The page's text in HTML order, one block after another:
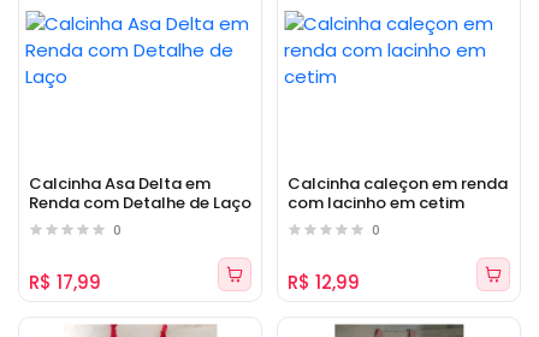
Calcinha Asa Delta em
Renda com Detalhe de Laço
0
R$ 17,99
Calcinha caleçon em renda
com lacinho em cetim
0
R$ 12,99